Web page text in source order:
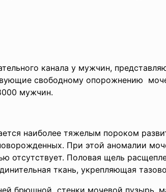
канала у мужчин,
свободному опорожнению
мужчин.
наиболее тяжелым пороком
При этой аномалии
отсутствует. Половая щель
ткань, укрепляющая
брюшной стенки мочевой пузырь,